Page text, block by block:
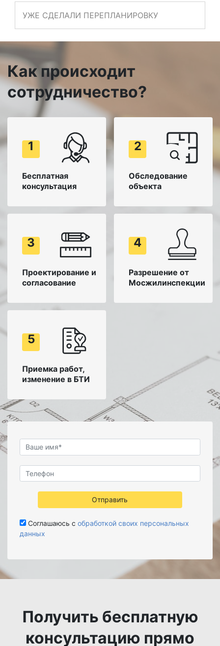
УЖЕ СДЕЛАЛИ ПЕРЕПЛАНИРОВКУ
Как происходит
сотрудничество?
1
Бесплатная
консультация
2
Обследование
объекта
3
Проектирование и
согласование
4
Разрешение от
Мосжилинспекции
5
Приемка работ,
изменение в БТИ
Отправить
Соглашаюсь с обработкой своих персональных
данных
Получить бесплатную
консультацию прямо